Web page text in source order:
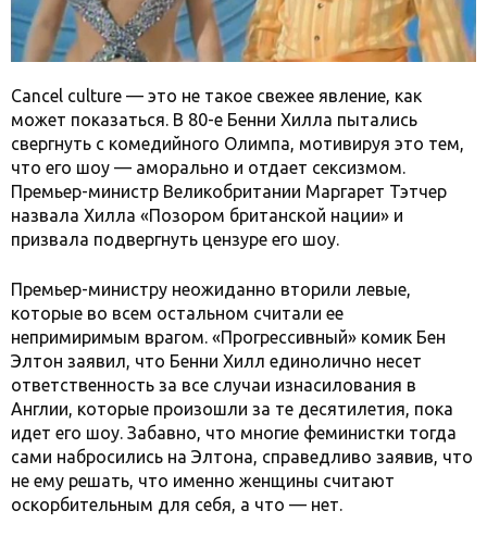
Cancel culture — это не такое свежее явление, как
может показаться. В 80-е Бенни Хилла пытались
свергнуть с комедийного Олимпа, мотивируя это тем,
что его шоу — аморально и отдает сексизмом.
Премьер-министр Великобритании Маргарет Тэтчер
назвала Хилла «Позором британской нации» и
призвала подвергнуть цензуре его шоу.
Премьер-министру неожиданно вторили левые,
которые во всем остальном считали ее
непримиримым врагом. «Прогрессивный» комик Бен
Элтон заявил, что Бенни Хилл единолично несет
ответственность за все случаи изнасилования в
Англии, которые произошли за те десятилетия, пока
идет его шоу. Забавно, что многие феминистки тогда
сами набросились на Элтона, справедливо заявив, что
не ему решать, что именно женщины считают
оскорбительным для себя, а что — нет.